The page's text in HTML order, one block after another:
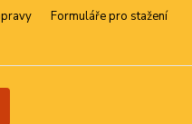
Formuláře pro stažení